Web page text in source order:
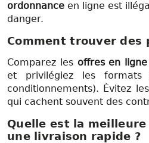
ordonnance en ligne est
danger.
Comment trouver des
Comparez les offres en ligne
et privilégiez les formats
conditionnements). Évitez
qui cachent souvent des
Quelle est la
une livraison rapide ?